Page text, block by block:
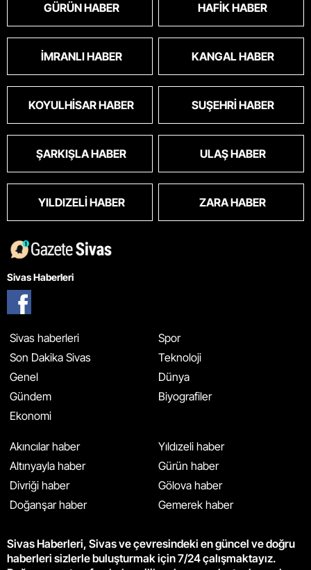
GÜRÜN HABER HAFIK HABER
İMRANLI HABER KANGAL HABER
KOYULHISAR HABER SUŞEHRI HABER
ŞARKIŞLA HABER ULAŞ HABER
YILDIZELI HABER ZARA HABER
Sivas Haberleri
Sivas haberleri
Son Dakika Sivas
Genel
Gündem
Ekonomi
Spor
Teknoloji
Dünya
Biyografiler
Akıncılar haber
Altınyayla haber
Divriği haber
Doğanşar haber
Yıldızeli haber
Gürün haber
Gölova haber
Gemerek haber
Sivas Haberleri, Sivas ve çevresindeki en güncel ve doğru
haberleri sizlerle buluşturmak için 7/24 çalışmaktayız.